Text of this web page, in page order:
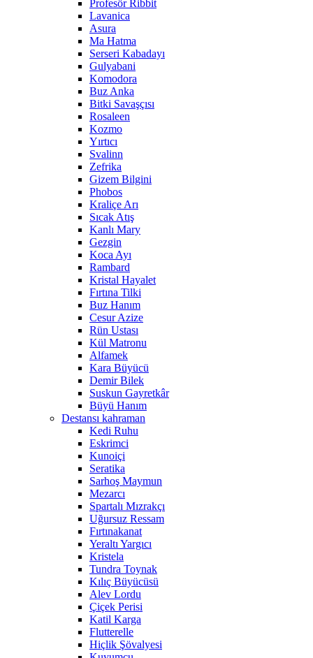
Profesör Ribbit
Lavanica
Asura
Ma Hatma
Serseri Kabadayı
Gulyabani
Komodora
Buz Anka
Bitki Savaşçısı
Rosaleen
Kozmo
Yırtıcı
Svalinn
Zefrika
Gizem Bilgini
Phobos
Kraliçe Arı
Sıcak Atış
Kanlı Mary
Gezgin
Koca Ayı
Rambard
Kristal Hayalet
Fırtına Tilki
Buz Hanım
Cesur Azize
Rün Ustası
Kül Matronu
Alfamek
Kara Büyücü
Demir Bilek
Suskun Gayretkâr
Büyü Hanım
Destansı kahraman
Kedi Ruhu
Eskrimci
Kunoiçi
Seratika
Sarhoş Maymun
Mezarcı
Spartalı Mızrakçı
Uğursuz Ressam
Fırtınakanat
Yeraltı Yargıcı
Kristela
Tundra Toynak
Kılıç Büyücüsü
Alev Lordu
Çiçek Perisi
Katil Karga
Flutterelle
Hiçlik Şövalyesi